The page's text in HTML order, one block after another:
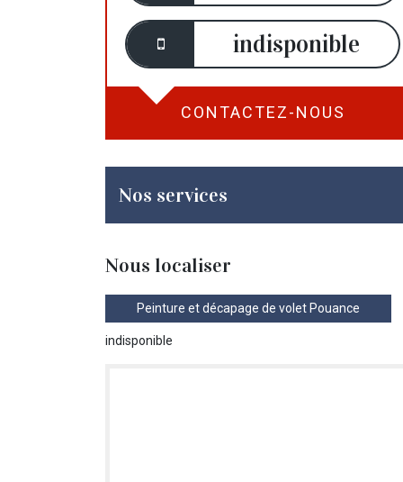
indisponible
CONTACTEZ-NOUS
Nos services
Nous localiser
Peinture et décapage de volet Pouance
indisponible